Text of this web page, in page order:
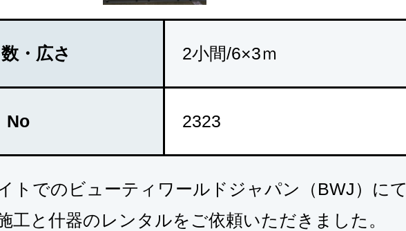
・広さ 2小間/6×3ｍ
No 2323
トでのビューティワールドジャパン（BWJ）にて
工と什器のレンタルをご依頼いただきました。